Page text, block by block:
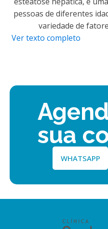
pessoas de diferentes
variedade de
Ver texto completo
sua
WHATSAPP